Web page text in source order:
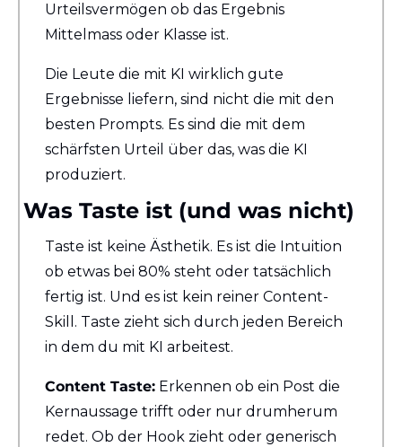
Urteilsvermögen ob das Ergebnis
Mittelmass oder Klasse ist.
Die Leute die mit KI wirklich gute
Ergebnisse liefern, sind nicht die mit den
besten Prompts. Es sind die mit dem
schärfsten Urteil über das, was die KI
produziert.
Was Taste ist (und was nicht)
Taste ist keine Ästhetik. Es ist die Intuition
ob etwas bei 80% steht oder tatsächlich
fertig ist. Und es ist kein reiner Content-
Skill. Taste zieht sich durch jeden Bereich
in dem du mit KI arbeitest.
Content Taste: Erkennen ob ein Post die
Kernaussage trifft oder nur drumherum
redet. Ob der Hook zieht oder generisch